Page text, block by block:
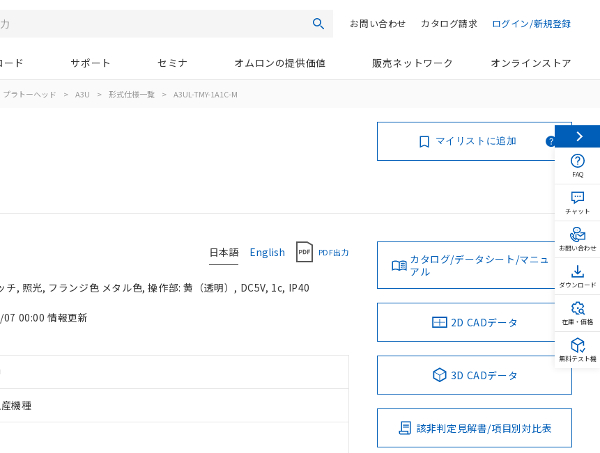
検索 ログイン/新規登録
カタログ請求
お問い合わせ
ード サポート セミナ オムロンの提供価値 販売ネットワーク オンラインストア
プラトーヘッド > A3U > 形式仕様一覧 > A3UL-TMY-1A1C-M
マイリストに追加
日本語 English PDF出力
チ, 照光, フランジ色 メタル色, 操作部: 黄（透明）, DC5V, 1c, IP40
00:00 情報更新
機種
カタログ/データシート/マニュ
アル
2D CADデータ
3D CADデータ
該非判定見解書/項目別対比表
FAQ
チャット
お問い合わせ
ダウンロード
在庫・価格
無料テスト機